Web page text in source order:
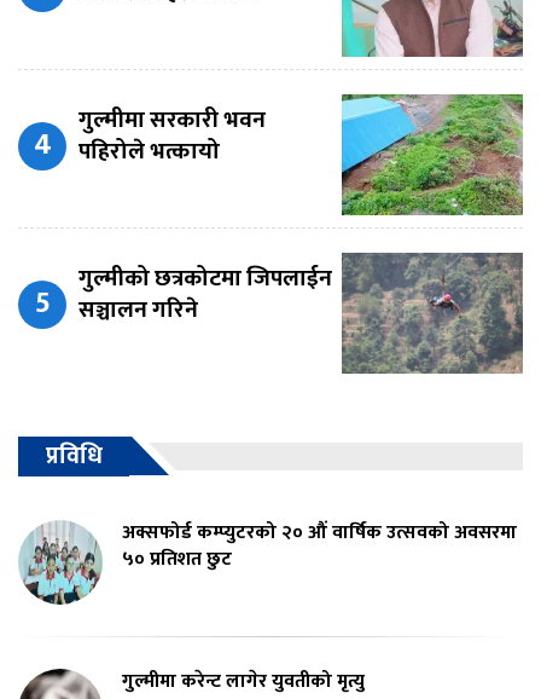
गुल्मीमा सरकारी भवन
पहिरोले भत्कायो
गुल्मीको छत्रकोटमा जिपलाईन
सञ्चालन गरिने
प्रविधि
अक्सफोर्ड कम्प्युटरको २० औं वार्षिक उत्सवको अवसरमा
५० प्रतिशत छुट
गुल्मीमा करेन्ट लागेर युवतीको मृत्यु